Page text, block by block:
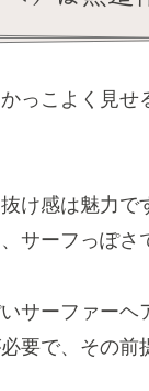
っこよく見
け感は魅力
サーフっぽさ
サーファー
要で、その